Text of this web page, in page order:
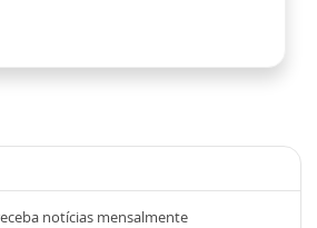
notícias mensalmente